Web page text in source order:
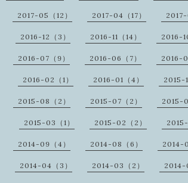
2017-05（12） 2017-04（17） 2017-
2016-12（3） 2016-11（14） 2016-
2016-07（9） 2016-06（7） 2016-
2016-02（1） 2016-01（4） 2015-
2015-08（2） 2015-07（2） 2015-
2015-03（1） 2015-02（2） 2015-
2014-09（4） 2014-08（6） 2014-
2014-04（3） 2014-03（2） 2014-